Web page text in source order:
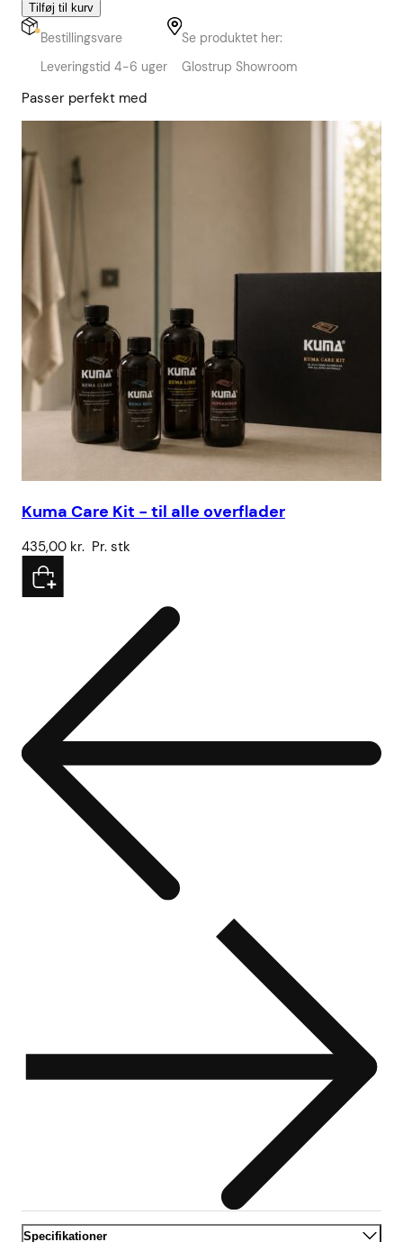
Tilføj til kurv
Bestillingsvare
Leveringstid 4-6 uger
Se produktet her:
Glostrup Showroom
Passer perfekt med
Kuma Care Kit - til alle overflader
435,00 kr. Pr. stk
Specifikationer